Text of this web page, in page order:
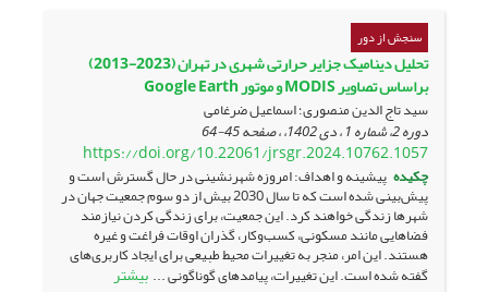
سنجش از دور
تحلیل دینامیک جزایر حرارتی شهری در تهران (2023-2013)
براساس تصاویر MODIS و موتور Google Earth
سید تاج الدین منصوری؛ اسماعیل ضرغامی
دوره 2، شماره 1 ، دی 1402، ، صفحه 45-64
https://doi.org/10.22061/jrsgr.2024.10762.1057
چکیده پیشینه و اهداف: امروزه شهرنشینی در حال گسترش است و
پیش‌بینی‌ شده است که تا سال 2030 بیش از دو سوم جمعیت جهان در
شهرها زندگی خواهند کرد. این جمعیت، برای زندگی کردن نیازمند
فضاهایی مانند مسکونی، کسب‌وکار، گذران اوقات فراغت و غیره
هستند. این امر، منجر به تغییرات محیط طبیعی برای ایجاد کاربری‌های
گفته‌ شده است. این تغییرات، پیامدهای گوناگونی ... بیشتر